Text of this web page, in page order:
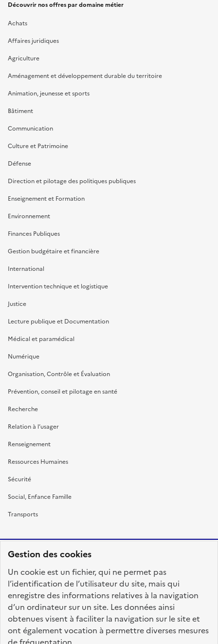
Gestion des cookies
Un cookie est un fichier, qui ne permet pas
l’identification de l’utilisateur du site, mais qui
enregistre des informations relatives à la navigation
d’un ordinateur sur un site. Les données ainsi
obtenues visent à faciliter la navigation sur le site et
ont également vocation à permettre diverses mesures
Découvrir nos offres par domaine métier
Achats
Affaires juridiques
Agriculture
Aménagement et développement durable du territoire
Animation, jeunesse et sports
Bâtiment
Communication
Culture et Patrimoine
Défense
Direction et pilotage des politiques publiques
Enseignement et Formation
Environnement
Finances Publiques
Gestion budgétaire et financière
International
Intervention technique et logistique
Justice
Lecture publique et Documentation
Médical et paramédical
Numérique
Organisation, Contrôle et Évaluation
Prévention, conseil et pilotage en santé
Recherche
Relation à l’usager
Renseignement
Ressources Humaines
Sécurité
Social, Enfance Famille
Transports
FRANÇAISE
fonction-publique.gouv.fr
legifrance.gouv.fr